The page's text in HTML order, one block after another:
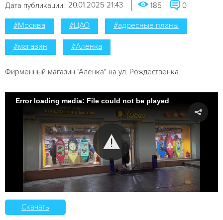
Дата публикации: 20.01.2025 21:43 185 0
#Москва #ЦАО #адресные планы
#магазин #Алёнка
Фирменный магазин "Аленка" на ул. Рождественка.
Error loading media: File could not be played
Скачать